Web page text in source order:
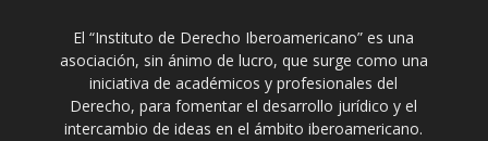
El “Instituto de Derecho Iberoamericano” es una
asociación, sin ánimo de lucro, que surge como una
iniciativa de académicos y profesionales del
Derecho, para fomentar el desarrollo jurídico y el
intercambio de ideas en el ámbito iberoamericano.